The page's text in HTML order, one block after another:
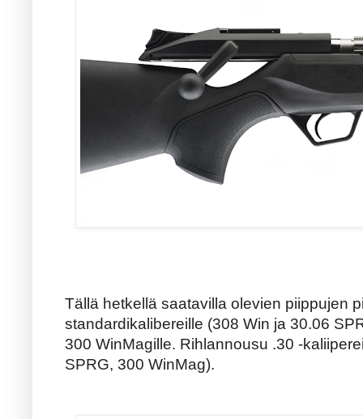
Tällä hetkellä saatavilla olevien piippujen
standardikalibereille (308 Win ja 30.06
300 WinMagille. Rihlannousu .30 -
SPRG, 300 WinMag).